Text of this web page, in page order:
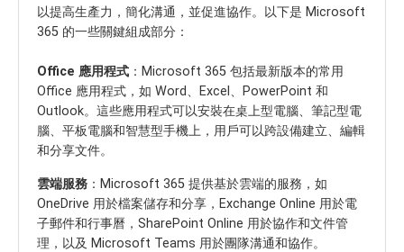
以提高生產力，簡化溝通，並促進協作。以下是 Microsoft
365 的一些關鍵組成部分：
Office 應用程式 ：Microsoft 365 包括最新版本的常用
Office 應用程式，如 Word、Excel、PowerPoint 和
Outlook。這些應用程式可以安裝在桌上型電腦、筆記型電
腦、平板電腦和智慧型手機上，用戶可以跨設備建立、編輯
和分享文件。
雲端服務 ：Microsoft 365 提供基於雲端的服務，如
OneDrive 用於檔案儲存和分享，Exchange Online 用於電
子郵件和行事曆，SharePoint Online 用於協作和文件管
理，以及 Microsoft Teams 用於團隊溝通和協作。